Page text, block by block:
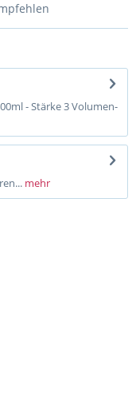
- Stärke 3 Volumen-
mehr